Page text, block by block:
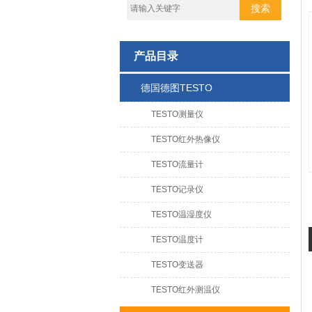
产品目录
德国德图TESTO
TESTO测量仪
TESTO红外热像仪
TESTO流量计
TESTO记录仪
TESTO温湿度仪
TESTO温度计
TESTO变送器
TESTO红外测温仪